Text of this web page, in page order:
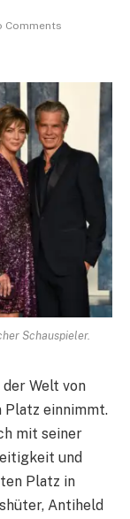
Comments
Schauspieler.
Welt von
Platz einnimmt.
mit seiner
und
Platz in
Antiheld